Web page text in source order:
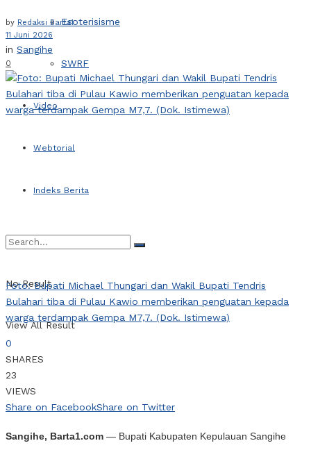
Esoterisisme
SWRF
Video
Webtorial
Indeks Berita
No Result
View All Result
by Redaksi Barta1
11 Juni 2026
in Sangihe
0
Foto: Bupati Michael Thungari dan Wakil Bupati Tendris
Bulahari tiba di Pulau Kawio memberikan penguatan kepada
warga terdampak Gempa M7,7. (Dok. Istimewa)
0
SHARES
23
VIEWS
Share on FacebookShare on Twitter
Sangihe, Barta1.com — Bupati Kabupaten Kepulauan Sangihe